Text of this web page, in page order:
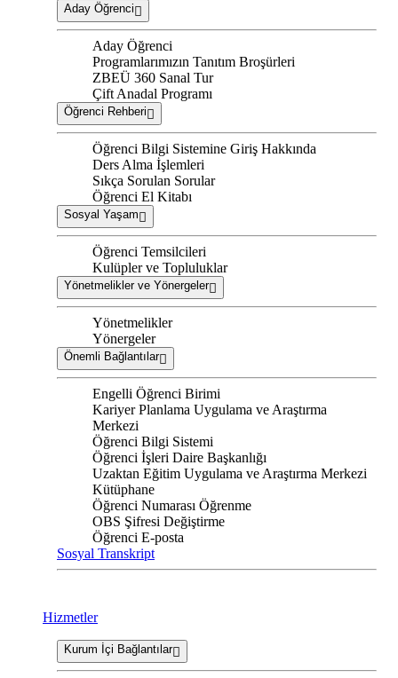
Aday Öğrenci
Aday Öğrenci
Programlarımızın Tanıtım Broşürleri
ZBEÜ 360 Sanal Tur
Çift Anadal Programı
Öğrenci Rehberi
Öğrenci Bilgi Sistemine Giriş Hakkında
Ders Alma İşlemleri
Sıkça Sorulan Sorular
Öğrenci El Kitabı
Sosyal Yaşam
Öğrenci Temsilcileri
Kulüpler ve Topluluklar
Yönetmelikler ve Yönergeler
Yönetmelikler
Yönergeler
Önemli Bağlantılar
Engelli Öğrenci Birimi
Kariyer Planlama Uygulama ve Araştırma
Merkezi
Öğrenci Bilgi Sistemi
Öğrenci İşleri Daire Başkanlığı
Uzaktan Eğitim Uygulama ve Araştırma Merkezi
Kütüphane
Öğrenci Numarası Öğrenme
OBS Şifresi Değiştirme
Öğrenci E-posta
Sosyal Transkript
Hizmetler
Kurum İçi Bağlantılar